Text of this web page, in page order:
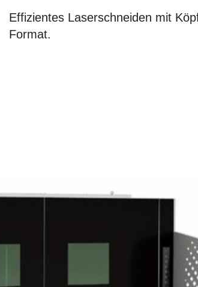
Effizientes Laserschneiden mit
Format.